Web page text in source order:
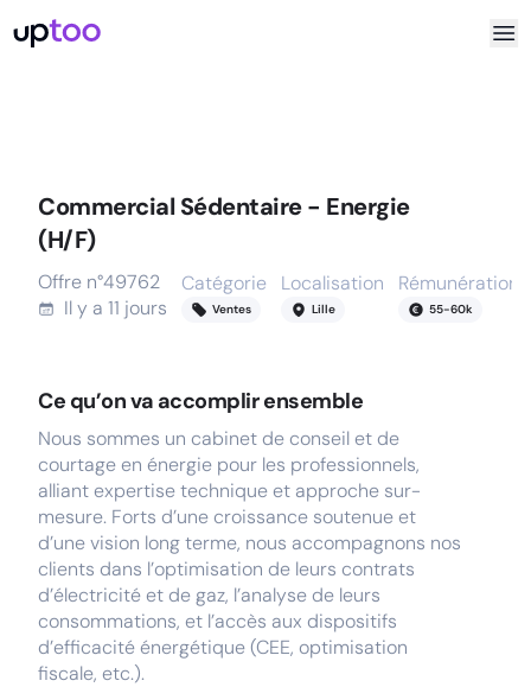
Commercial Sédentaire - Energie
(H/F)
Offre n°49762
Il y a 11 jours
Catégorie
Ventes
Localisation
Lille
Rémunération
55-60k
Ce qu’on va accomplir ensemble
Nous sommes un cabinet de conseil et de
courtage en énergie pour les professionnels,
alliant expertise technique et approche sur-
mesure. Forts d’une croissance soutenue et
d’une vision long terme, nous accompagnons nos
clients dans l’optimisation de leurs contrats
d’électricité et de gaz, l’analyse de leurs
consommations, et l’accès aux dispositifs
d’efficacité énergétique (CEE, optimisation
fiscale, etc.).